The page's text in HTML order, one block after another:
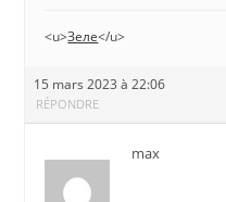
<u>Зеле</u>
15 mars 2023 à 22:06
RÉPONDRE
max